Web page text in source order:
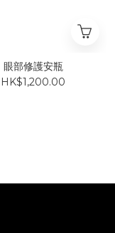
眼部修護安瓶
HK$1,200.00